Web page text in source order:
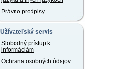
Právne predpisy
Užívateľský servis
Slobodný prístup k
informáciám
Ochrana osobných údajov